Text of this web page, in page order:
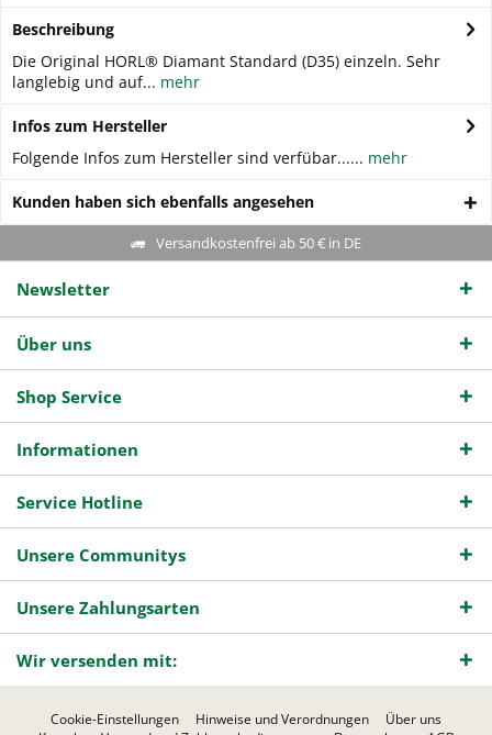
Beschreibung
Die Original HORL® Diamant Standard (D35) einzeln. Sehr
langlebig und auf... mehr
Infos zum Hersteller
Folgende Infos zum Hersteller sind verfübar...... mehr
Kunden haben sich ebenfalls angesehen
Versandkostenfrei ab 50 € in DE
Newsletter
Über uns
Shop Service
Informationen
Service Hotline
Unsere Communitys
Unsere Zahlungsarten
Wir versenden mit:
Cookie-Einstellungen Hinweise und Verordnungen
Über uns